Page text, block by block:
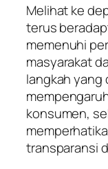
Melihat ke
terus
memenuhi
masyarakat
langkah yang
konsumen,
transparansi